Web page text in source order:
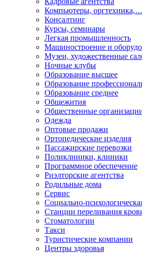
Компьютеры, оргтехника,…
Консалтинг
Курсы, семинары
Легкая промышленность
Машиностроение и
Музеи, художественные
Ночные клубы
Образование высшее
Образование
Образование среднее
Общежития
Общественные
Одежда
Оптовые продажи
Ортопедические изделия
Пассажирские перевозки
Поликлиники, клиники
Программное обеспечение
Риэлторские агентства
Родильные дома
Сервис
Социально-
Станции переливания
Стоматологии
Такси
Туристические компании
Центры здоровья